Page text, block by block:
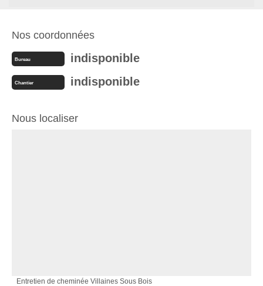
Nos coordonnées
Bureau indisponible
Chantier indisponible
Nous localiser
Entretien de cheminée Villaines Sous Bois